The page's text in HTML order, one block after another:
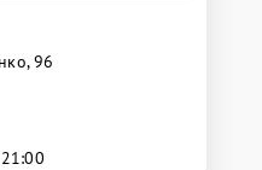
96